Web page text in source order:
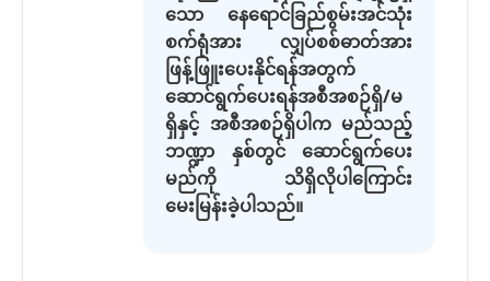
သော နေရောင်ခြည်စွမ်းအင်သုံး
စက်ရုံအား လျှပ်စစ်ဓာတ်အား
ဖြန့်ဖြူးပေးနိုင်ရန်အတွက်
ဆောင်ရွက်ပေးရန်အစီအစဉ်ရှိ/မ
ရှိနှင့် အစီအစဉ်ရှိပါက မည်သည့်
ဘဏ္ဍာ နှစ်တွင် ဆောင်ရွက်ပေး
မည်ကို သိရှိလိုပါကြောင်း
မေးမြန်းခဲ့ပါသည်။